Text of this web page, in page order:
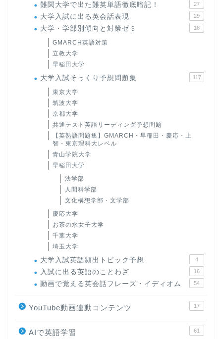
難関大学で出た難英単語徹底暗記！ 27
大学入試に出る英会話表現 29
大学・学部別傾向と対策ゼミ 18
GMARCH英語対策
立教大学
早稲田大学
大学入試そっくり予想問題集 117
東京大学
筑波大学
京都大学
共通テスト英語リーディング予想問題
【英熟語問題集】GMARCH・早稲田・慶応・上
智・東京理科大レベル
青山学院大学
早稲田大学
法学部
人間科学部
文化構想学部・文学部
慶応大学
お茶の水女子大学
千葉大学
埼玉大学
大学入試英語頻出トピック予想 4
入試に出る英語のことわざ 16
動画で覚える英会話フレーズ・イディオム 54
YouTube動画連動コンテンツ 17
AIで英語学習 61